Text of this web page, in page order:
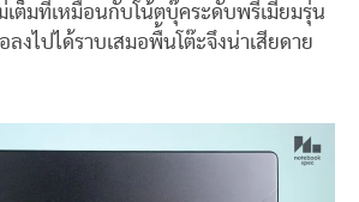
เต็มที่เหมือนกับโน้ตบุ๊คระดับพรีเมียมรุ่น
งไปได้ราบเสมอพื้นโต๊ะจึงน่าเสียดาย